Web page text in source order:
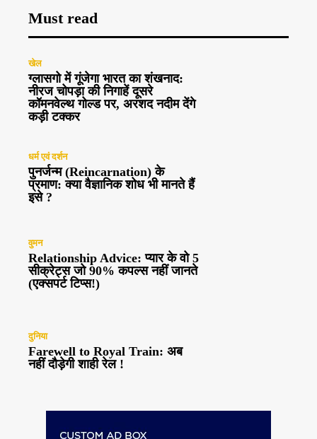
Must read
खेल
ग्लासगो में गूंजेगा भारत का शंखनाद:
नीरज चोपड़ा की निगाहें दूसरे
कॉमनवेल्थ गोल्ड पर, अरशद नदीम देंगे
कड़ी टक्कर
धर्म एवं दर्शन
पुनर्जन्म (Reincarnation) के
प्रमाण: क्या वैज्ञानिक शोध भी मानते हैं
इसे ?
वुमन
Relationship Advice: प्यार के वो 5
सीक्रेट्स जो 90% कपल्स नहीं जानते
(एक्सपर्ट टिप्स!)
दुनिया
Farewell to Royal Train: अब
नहीं दौड़ेगी शाही रेल !